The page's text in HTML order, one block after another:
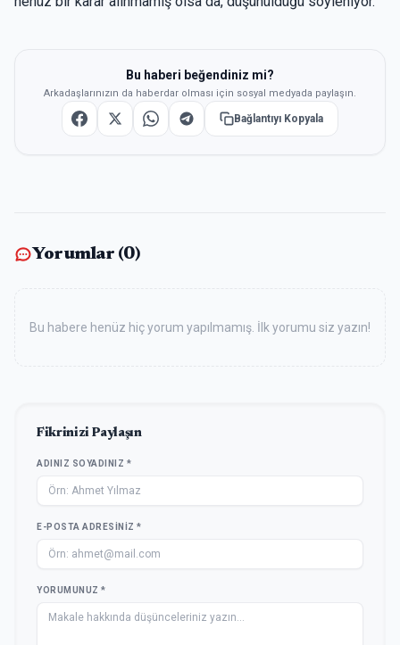
Bu haberi beğendiniz mi?
Arkadaşlarınızın da haberdar olması için sosyal medyada paylaşın.
Bağlantıyı Kopyala
Yorumlar (0)
Bu habere henüz hiç yorum yapılmamış. İlk yorumu siz yazın!
Fikrinizi Paylaşın
ADINIZ SOYADINIZ *
E-POSTA ADRESINIZ *
YORUMUNUZ *